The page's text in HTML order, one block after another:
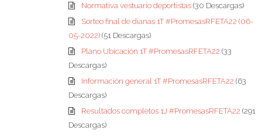
Normativa vestuario deportistas (30 Descargas)
Sorteo final de dianas 1T #PromesasRFETA22 (06-
05-2022) (51 Descargas)
Plano Ubicación 1T #PromesasRFETA22 (33
Descargas)
Información general 1T #PromesasRFETA22 (63
Descargas)
Resultados completos 1J #PromesasRFETA22 (291
Descargas)